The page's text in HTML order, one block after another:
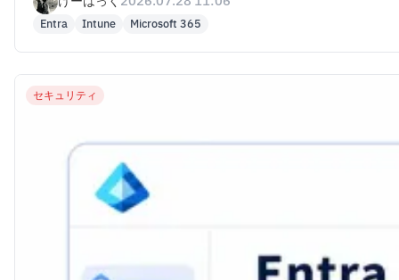
Entra Intune Microsoft 365
セキュリティ